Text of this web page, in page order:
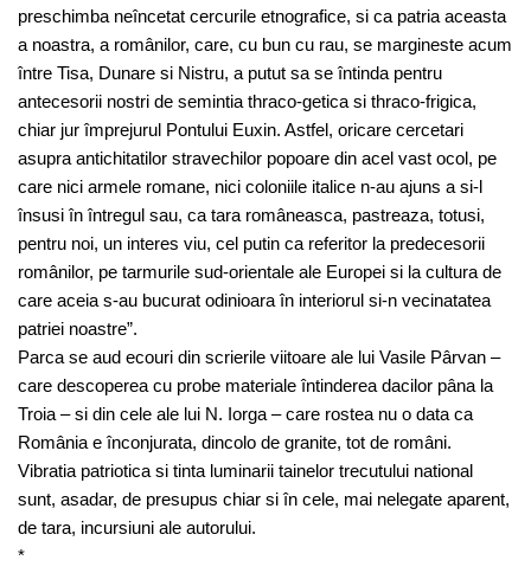
preschimba neîncetat cercurile etnografice, si ca patria aceasta
a noastra, a românilor, care, cu bun cu rau, se margineste acum
între Tisa, Dunare si Nistru, a putut sa se întinda pentru
antecesorii nostri de semintia thraco-getica si thraco-frigica,
chiar jur împrejurul Pontului Euxin. Astfel, oricare cercetari
asupra antichitatilor stravechilor popoare din acel vast ocol, pe
care nici armele romane, nici coloniile italice n-au ajuns a si-l
însusi în întregul sau, ca tara româneasca, pastreaza, totusi,
pentru noi, un interes viu, cel putin ca referitor la predecesorii
românilor, pe tarmurile sud-orientale ale Europei si la cultura de
care aceia s-au bucurat odinioara în interiorul si-n vecinatatea
patriei noastre”.
Parca se aud ecouri din scrierile viitoare ale lui Vasile Pârvan –
care descoperea cu probe materiale întinderea dacilor pâna la
Troia – si din cele ale lui N. Iorga – care rostea nu o data ca
România e înconjurata, dincolo de granite, tot de români.
Vibratia patriotica si tinta luminarii tainelor trecutului national
sunt, asadar, de presupus chiar si în cele, mai nelegate aparent,
de tara, incursiuni ale autorului.
*